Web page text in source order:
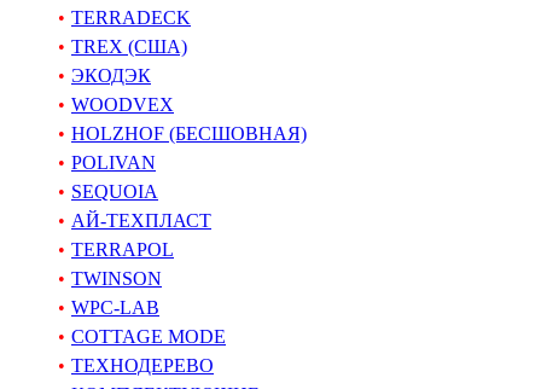
TERRADECK
TREX (США)
ЭКОДЭК
WOODVEX
HOLZHOF (БЕСШОВНАЯ)
POLIVAN
SEQUOIA
АЙ-ТЕХПЛАСТ
TERRAPOL
TWINSON
WPC-LAB
COTTAGE MODE
ТЕХНОДЕРЕВО